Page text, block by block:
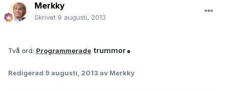
Merkky
Skrivet 9 augusti, 2013
Två ord: Programmerade trummor.
Redigerad 9 augusti, 2013 av Merkky